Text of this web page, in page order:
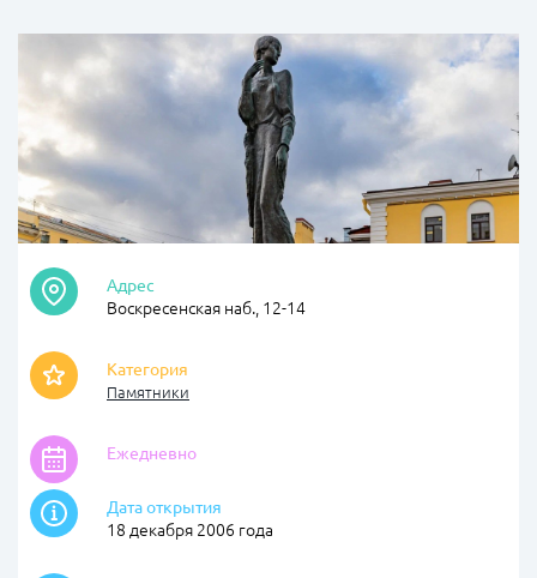
Адрес
Воскресенская наб., 12-14
Категория
Памятники
Ежедневно
Дата открытия
18 декабря 2006 года